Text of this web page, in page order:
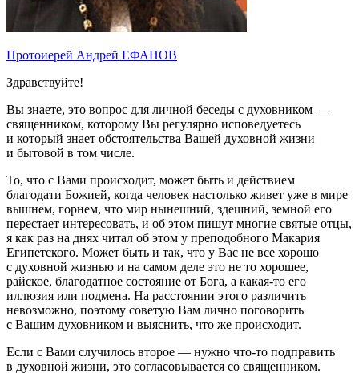
Протоиерей Андрей ЕФАНОВ
Здравствуйте!
Вы знаете, это вопрос для личной беседы с духовником —
священником, которому Вы регулярно исповедуетесь
и который знает обстоятельства Вашей духовной жизни
и бытовой в том числе.
То, что с Вами происходит, может быть и действием
благодати Божией, когда человек настолько живет уже в мире
вышнем, горнем, что мир нынешний, здешний, земной его
перестает интересовать, и об этом пишут многие святые отцы,
я как раз на днях читал об этом у преподобного Макария
Египетского. Может быть и так, что у Вас не все хорошо
с духовной жизнью и на самом деле это не то хорошее,
райское, благодатное состояние от Бога, а какая-то его
иллюзия или подмена. На расстоянии этого различить
невозможно, поэтому советую Вам лично поговорить
с Вашим духовником и выяснить, что же происходит.
Если с Вами случилось второе — нужно что-то подправить
в духовной жизни, это согласовывается со священником.